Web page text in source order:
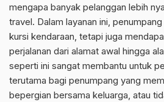
mengapa banyak pelanggan lebih
travel. Dalam layanan ini,
kursi kendaraan, tetapi juga
perjalanan dari alamat awal hingga
seperti ini sangat membantu untuk
terutama bagi penumpang yang
bepergian bersama keluarga, atau